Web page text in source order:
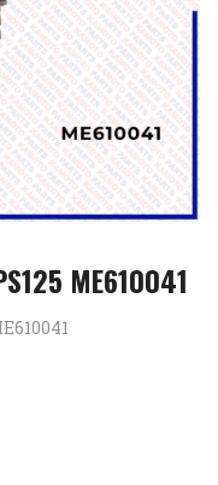
ME610041